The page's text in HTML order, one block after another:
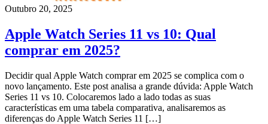
Outubro 20, 2025
Apple Watch Series 11 vs 10: Qual
comprar em 2025?
Decidir qual Apple Watch comprar em 2025 se complica com o
novo lançamento. Este post analisa a grande dúvida: Apple Watch
Series 11 vs 10. Colocaremos lado a lado todas as suas
características em uma tabela comparativa, analisaremos as
diferenças do Apple Watch Series 11 […]